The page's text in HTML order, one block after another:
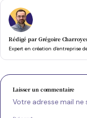
Rédigé par Grégoire
Expert en création d’entreprise
Laisser un commentaire
Votre adresse mail ne